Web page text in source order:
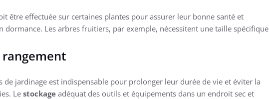
être effectuée sur certaines plantes pour assurer leur bonne santé et
dormance. Les arbres fruitiers, par exemple, nécessitent une taille spécifique
de jardinage est indispensable pour prolonger leur durée de vie et éviter la
Le stockage adéquat des outils et équipements dans un endroit sec et